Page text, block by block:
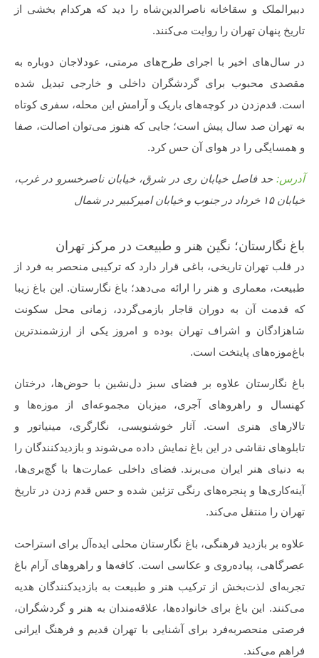
دبیرالملک و سقاخانه ناصرالدین‌شاه را دید که هرکدام بخشی از
تاریخ پنهان تهران را روایت می‌کنند.
در سال‌های اخیر با اجرای طرح‌های مرمتی، عودلاجان دوباره به
مقصدی محبوب برای گردشگران داخلی و خارجی تبدیل شده
است. قدم‌زدن در کوچه‌های باریک و آرامش این محله، سفری کوتاه
به تهران صد سال پیش است؛ جایی که هنوز می‌توان اصالت، صفا
و همسایگی را در هوای آن حس کرد.
آدرس:حد فاصل خیابان ری در شرق، خیابان ناصرخسرو در غرب،
خیابان ۱۵ خرداد در جنوب و خیابان امیرکبیر در شمال
باغ نگارستان؛ نگین هنر و طبیعت در مرکز تهران
در قلب تهران تاریخی، باغی قرار دارد که ترکیبی منحصر به فرد از
طبیعت، معماری و هنر را ارائه می‌دهد؛ باغ نگارستان. این باغ زیبا
که قدمت آن به دوران قاجار بازمی‌گردد، زمانی محل سکونت
شاهزادگان و اشراف تهران بوده و امروز یکی از ارزشمندترین
باغ‌موزه‌های پایتخت است.
باغ نگارستان علاوه بر فضای سبز دل‌نشین با حوض‌ها، درختان
کهنسال و راهروهای آجری، میزبان مجموعه‌ای از موزه‌ها و
تالارهای هنری است. آثار خوشنویسی، نگارگری، مینیاتور و
تابلوهای نقاشی در این باغ نمایش داده می‌شوند و بازدیدکنندگان را
به دنیای هنر ایران می‌برند. فضای داخلی عمارت‌ها با گچ‌بری‌ها،
آینه‌کاری‌ها و پنجره‌های رنگی تزئین شده و حس قدم زدن در تاریخ
تهران را منتقل می‌کند.
علاوه بر بازدید فرهنگی، باغ نگارستان محلی ایده‌آل برای استراحت
عصرگاهی، پیاده‌روی و عکاسی است. کافه‌ها و راهروهای آرام باغ
تجربه‌ای لذت‌بخش از ترکیب هنر و طبیعت به بازدیدکنندگان هدیه
می‌کنند. این باغ برای خانواده‌ها، علاقه‌مندان به هنر و گردشگران،
فرصتی منحصربه‌فرد برای آشنایی با تهران قدیم و فرهنگ ایرانی
فراهم می‌کند.